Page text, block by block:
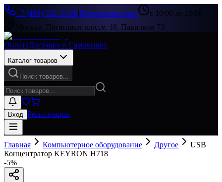
+7 (499) 322-33-86|Перезвоните мне
с 10:00 до 19:00
Москва, Пятницкое шоссе, 18, Павильон 73
ОплатаДоставка и Самовывоз
Каталог товаров
Поиск товаров...
Вход Регистрация
Главная Компьютерное оборудование Другое
USB
Концентратор KEYRON H718
-5%